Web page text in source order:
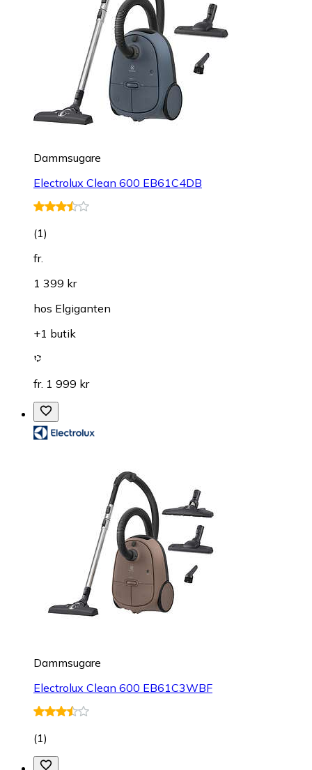
Dammsugare
Electrolux Clean 600 EB61C4DB
(1)
fr.
1 399 kr
hos Elgiganten
+1 butik
fr. 1 999 kr
Dammsugare
Electrolux Clean 600 EB61C3WBF
(1)